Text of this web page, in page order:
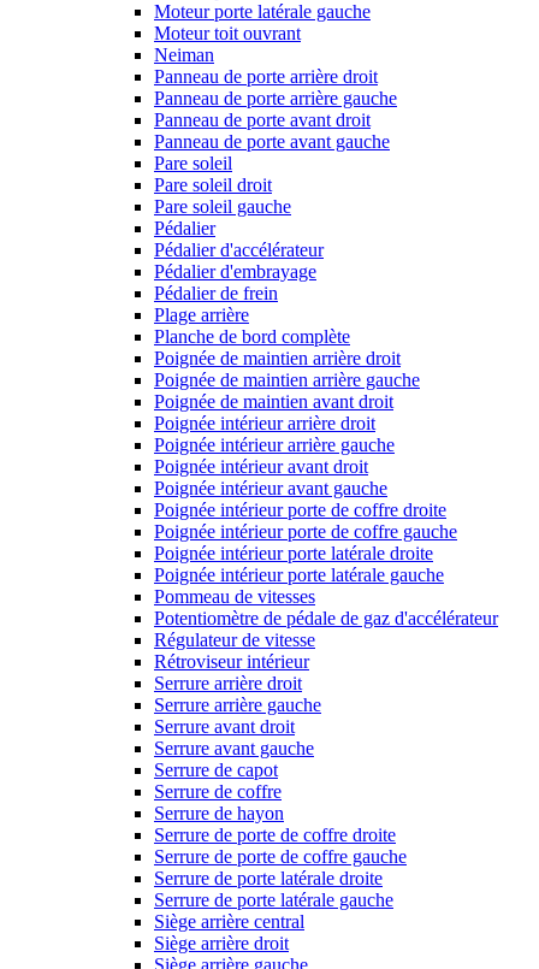
Moteur porte latérale gauche
Moteur toit ouvrant
Neiman
Panneau de porte arrière droit
Panneau de porte arrière gauche
Panneau de porte avant droit
Panneau de porte avant gauche
Pare soleil
Pare soleil droit
Pare soleil gauche
Pédalier
Pédalier d'accélérateur
Pédalier d'embrayage
Pédalier de frein
Plage arrière
Planche de bord complète
Poignée de maintien arrière droit
Poignée de maintien arrière gauche
Poignée de maintien avant droit
Poignée intérieur arrière droit
Poignée intérieur arrière gauche
Poignée intérieur avant droit
Poignée intérieur avant gauche
Poignée intérieur porte de coffre droite
Poignée intérieur porte de coffre gauche
Poignée intérieur porte latérale droite
Poignée intérieur porte latérale gauche
Pommeau de vitesses
Potentiomètre de pédale de gaz d'accélérateur
Régulateur de vitesse
Rétroviseur intérieur
Serrure arrière droit
Serrure arrière gauche
Serrure avant droit
Serrure avant gauche
Serrure de capot
Serrure de coffre
Serrure de hayon
Serrure de porte de coffre droite
Serrure de porte de coffre gauche
Serrure de porte latérale droite
Serrure de porte latérale gauche
Siège arrière central
Siège arrière droit
Siège arrière gauche